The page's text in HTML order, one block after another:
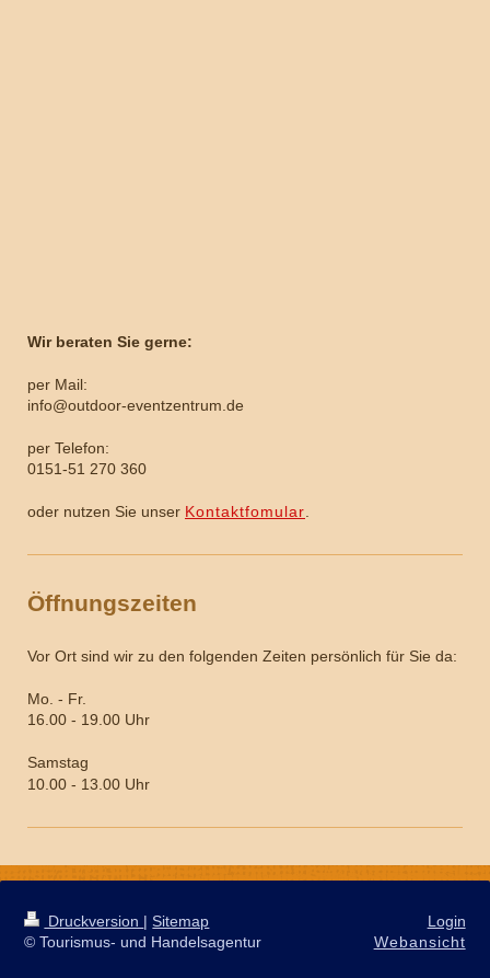
Wir beraten Sie gerne:
per Mail:
info@outdoor-eventzentrum.de
per Telefon:
0151-51 270 360
oder nutzen Sie unser Kontaktfomular
Öffnungszeiten
Vor Ort sind wir zu den folgenden Zeiten persönlich für Sie da:
Mo. - Fr.
16.00 - 19.00 Uhr
Samstag
10.00 - 13.00 Uhr
Druckversion | Sitemap
© Tourismus- und Handelsagentur
Login
Webansicht